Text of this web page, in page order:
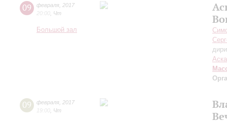
09 февраля 2017
20:00 Чт
Большой зал
09 февраля 2017
19:00 Чт